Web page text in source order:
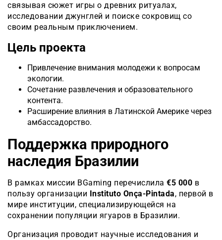
связывая сюжет игры о древних ритуалах,
исследовании джунглей и поиске сокровищ со
своим реальным приключением.
Цель проекта
Привлечение внимания молодежи к вопросам
экологии.
Сочетание развлечения и образовательного
контента.
Расширение влияния в Латинской Америке через
амбассадорство.
Поддержка природного
наследия Бразилии
В рамках миссии BGaming перечислила €5 000 в
пользу организации Instituto Onça-Pintada, первой в
мире институции, специализирующейся на
сохранении популяции ягуаров в Бразилии.
Организация проводит научные исследования и